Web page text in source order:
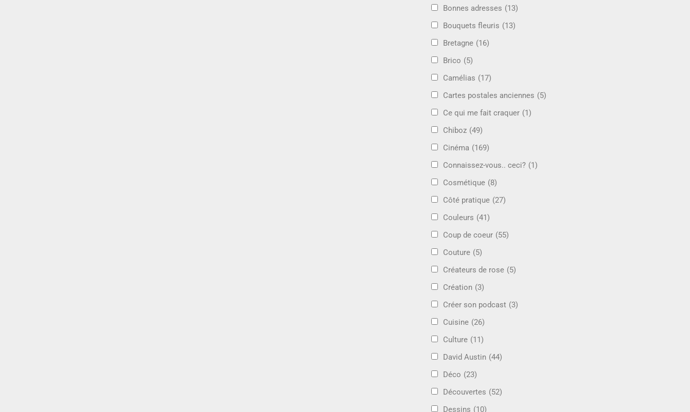
Bonnes adresses (13)
Bouquets fleuris (13)
Bretagne (16)
Brico (5)
Camélias (17)
Cartes postales anciennes (5)
Ce qui me fait craquer (1)
Chiboz (49)
Cinéma (169)
Connaissez-vous.. ceci? (1)
Cosmétique (8)
Côté pratique (27)
Couleurs (41)
Coup de coeur (55)
Couture (5)
Créateurs de rose (5)
Création (3)
Créer son podcast (3)
Cuisine (26)
Culture (11)
David Austin (44)
Déco (23)
Découvertes (52)
Dessins (10)